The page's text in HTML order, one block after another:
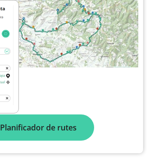
Planificador de rutes